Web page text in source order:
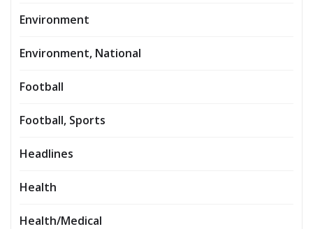
Environment
Environment, National
Football
Football, Sports
Headlines
Health
Health/Medical